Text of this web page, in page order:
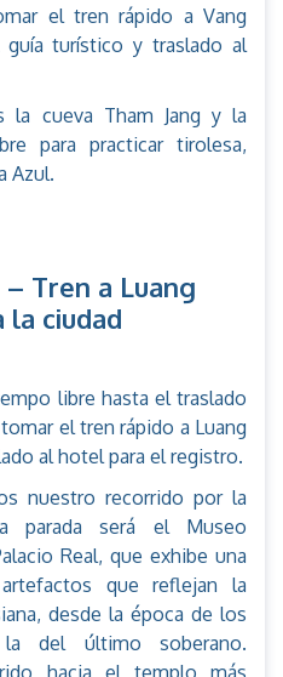
el tren rápido a Vang
turístico y traslado al
la cueva Tham Jang y la
para practicar tirolesa,
Azul.
Tren a Luang
la ciudad
libre hasta el traslado
el tren rápido a Luang
al hotel para el registro.
nuestro recorrido por la
parada será el Museo
Real, que exhibe una
que reflejan la
desde la época de los
del último soberano.
hacia el templo más